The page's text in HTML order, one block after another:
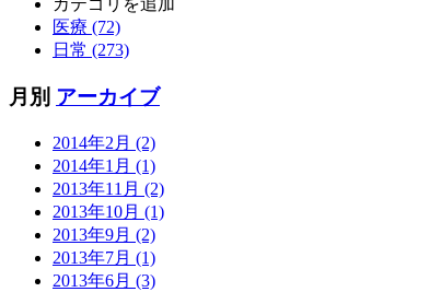
カテゴリを追加
医療 (72)
日常 (273)
月別 アーカイブ
2014年2月 (2)
2014年1月 (1)
2013年11月 (2)
2013年10月 (1)
2013年9月 (2)
2013年7月 (1)
2013年6月 (3)